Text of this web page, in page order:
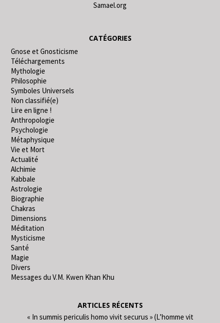
Samael.org
CATÉGORIES
Gnose et Gnosticisme
Téléchargements
Mythologie
Philosophie
Symboles Universels
Non classifié(e)
Lire en ligne !
Anthropologie
Psychologie
Métaphysique
Vie et Mort
Actualité
Alchimie
Kabbale
Astrologie
Biographie
Chakras
Dimensions
Méditation
Mysticisme
Santé
Magie
Divers
Messages du V.M. Kwen Khan Khu
ARTICLES RÉCENTS
« In summis periculis homo vivit securus » (L’homme vit